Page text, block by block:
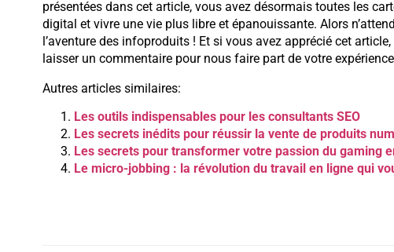
présentées dans cet article, vous avez désormais toutes les
digital et vivre une vie plus libre et épanouissante. Alors
l’aventure des infoproduits ! Et si vous avez apprécié cet
laisser un commentaire pour nous faire part de votre
Autres articles similaires:
Les outils indispensables pour les consultants SEO
Les secrets inédits pour réussir la vente de produits
Les secrets pour transformer votre passion du gaming
Le micro-jobbing : la révolution du travail en ligne qui